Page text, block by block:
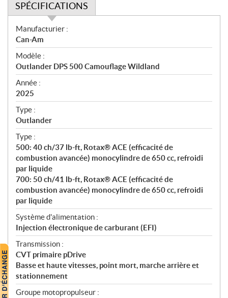
SPÉCIFICATIONS
S
p
é
c
i
f
i
c
a
t
i
o
n
s
Manufacturier :
Can-Am
Modèle :
Outlander DPS 500 Camouflage Wildland
Année :
2025
Type :
Outlander
Type :
500: 40 ch/37 lb-ft, Rotax® ACE (efficacité de
combustion avancée) monocylindre de 650 cc, refroidi
par liquide
700: 50 ch/41 lb-ft, Rotax® ACE (efficacité de
combustion avancée) monocylindre de 650 cc, refroidi
par liquide
Système d'alimentation :
Injection électronique de carburant (EFI)
Transmission :
CVT primaire pDrive
Basse et haute vitesses, point mort, marche arrière et
stationnement
Groupe motopropulseur :